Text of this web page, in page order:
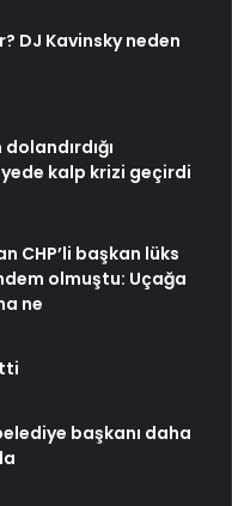
DJ Kavinsky neden
kalp krizi geçirdi
CHP’li başkan lüks
olmuştu: Uçağa
ne
başkanı daha